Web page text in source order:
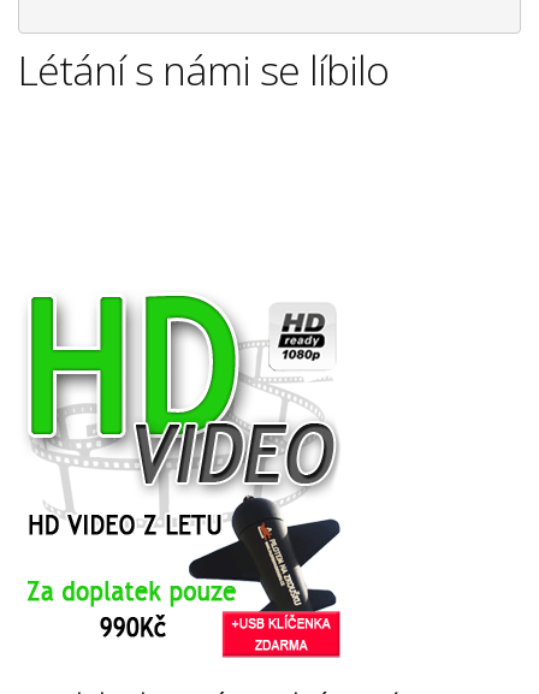
Létání s námi se líbilo